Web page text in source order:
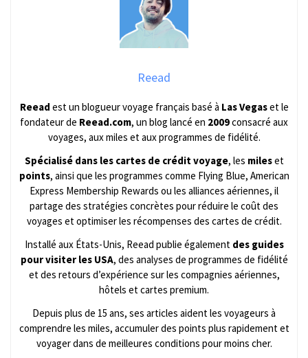
Reead
Reead est un blogueur voyage français basé à Las Vegaset le
fondateur de Reead.com, un blog lancé en 2009consacré aux
voyages, aux miles et aux programmes de fidélité.
Spécialisé dans les cartes de crédit voyage, les mileset
points, ainsi que les programmes comme Flying Blue, American
Express Membership Rewards ou les alliances aériennes, il
partage des stratégies concrètes pour réduire le coût des
voyages et optimiser les récompenses des cartes de crédit.
Installé aux États-Unis, Reead publie également des guides
pour visiter les USA, des analyses de programmes de fidélité
et des retours d’expérience sur les compagnies aériennes,
hôtels et cartes premium.
Depuis plus de 15 ans, ses articles aident les voyageurs à
comprendre les miles, accumuler des points plus rapidement et
voyager dans de meilleures conditions pour moins cher.